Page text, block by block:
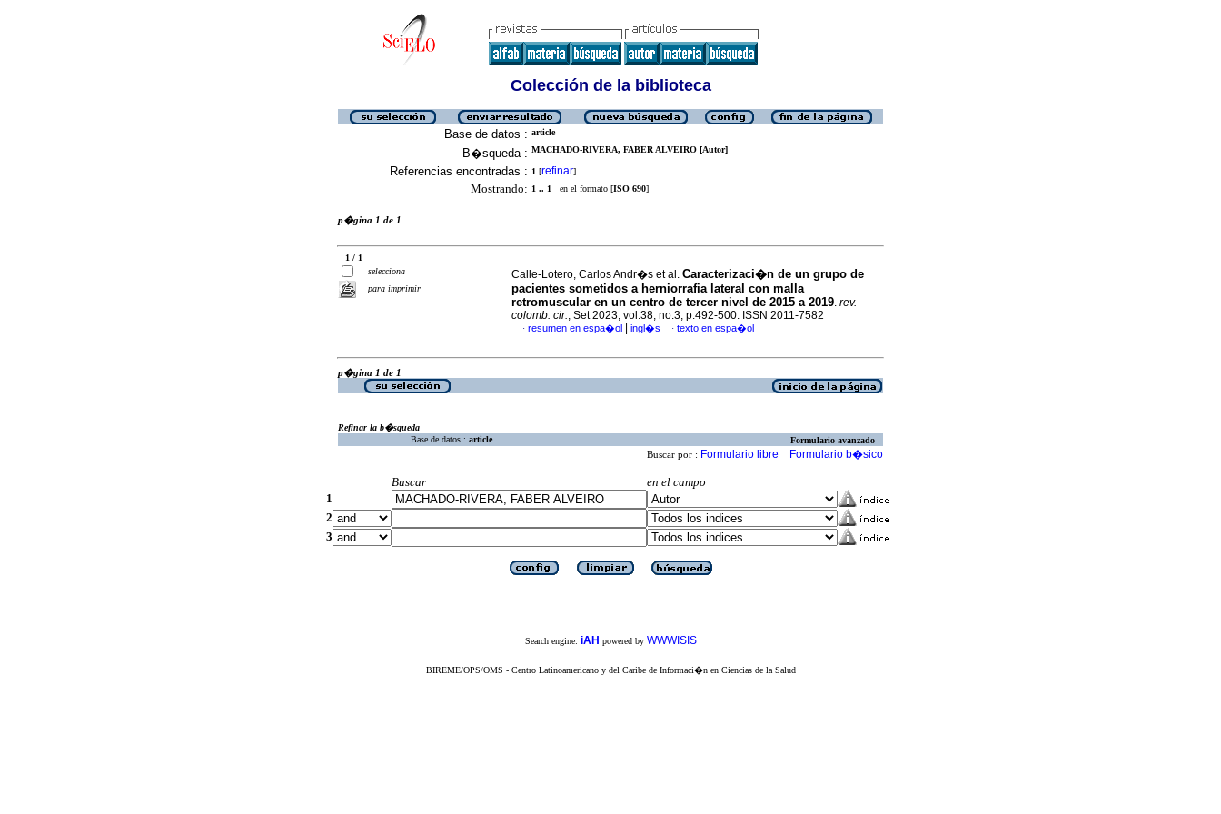
Colección de la biblioteca
Base de datos : article
B�squeda : MACHADO-RIVERA, FABER ALVEIRO [Autor]
Referencias encontradas : 1 [refinar]
Mostrando: 1 .. 1 en el formato [ISO 690]
p�gina 1 de 1
1 / 1
selecciona
para imprimir
Calle-Lotero, Carlos Andr�s et al. Caracterizaci�n de un grupo de
pacientes sometidos a herniorrafia lateral con malla
retromuscular en un centro de tercer nivel de 2015 a 2019. rev.
colomb. cir., Set 2023, vol.38, no.3, p.492-500. ISSN 2011-7582
· resumen en espa�ol ingl�s · texto en espa�ol
p�gina 1 de 1
Refinar la b�squeda
Base de datos : article Formulario avanzado
Buscar por : Formulario libre Formulario b�sico
Buscar
en el campo
1
2
3
Search engine: iAH powered by WWWISIS
BIREME/OPS/OMS - Centro Latinoamericano y del Caribe de Informaci�n en Ciencias de la Salud